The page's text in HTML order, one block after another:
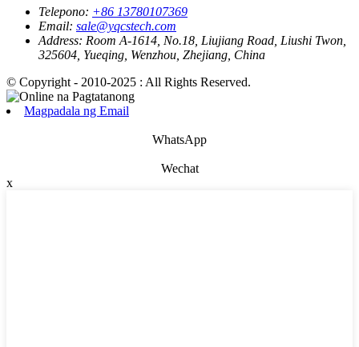
Telepono: +86 13780107369
Email: sale@yqcstech.com
Address: Room A-1614, No.18, Liujiang Road, Liushi Twon,
325604, Yueqing, Wenzhou, Zhejiang, China
© Copyright - 2010-2025 : All Rights Reserved.
Magpadala ng Email
WhatsApp
Wechat
x